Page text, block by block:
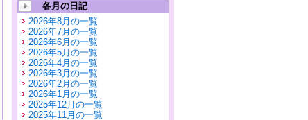
各月の日記
2026年8月の一覧
2026年7月の一覧
2026年6月の一覧
2026年5月の一覧
2026年4月の一覧
2026年3月の一覧
2026年2月の一覧
2026年1月の一覧
2025年12月の一覧
2025年11月の一覧